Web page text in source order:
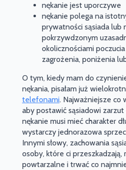
nękanie jest uporczywe
nękanie polega na
prywatności sąsiada lub
pokrzywdzonym
okolicznościami poczucia
zagrożenia, poniżenia
O tym, kiedy mam do
nękania, pisałam już
telefonami. Najważniejsze co
aby postawić sąsiadowi zarzut
nękanie musi mieć charakter
wystarczy jednorazowa
Innymi słowy, zachowania
osoby, które ci przeszkadzają,
powtarzalne i trwać co